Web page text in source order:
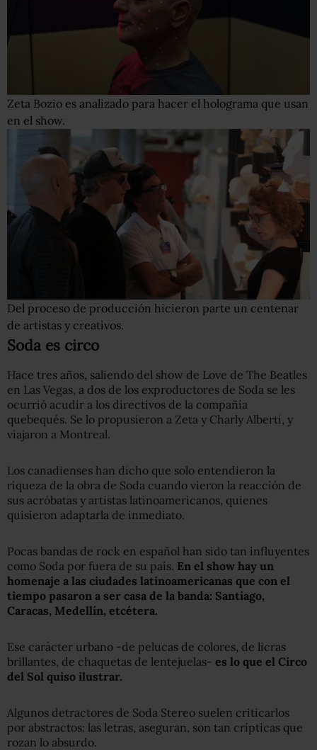
Zeta Bozio es analizado para hacer el holograma que usan
en el show.
Del proceso de producción hicieron parte un centenar
de artistas y creativos.
Soda es circo
Hace tres años, saliendo del show de Love de The Beatles
en Las Vegas, a dos de los exproductores de Soda se les
ocurrió acudir a los directivos de la compañía
quebequés. Se lo propusieron a Zeta y Charly Alberti, y
viajaron a Montreal.
Los canadienses han dicho que solo entendieron la
riqueza de la obra de Soda cuando vieron la reacción de
sus acróbatas y artistas latinoamericanos, quienes
quisieron adaptarla de inmediato.
Pocas bandas de rock en español han sido tan influyentes
como Soda por fuera de su país. En el show hay un
homenaje a las ciudades latinoamericanas que con el
tiempo pasaron a ser casa de la banda: Santiago,
Caracas, Medellín, etcétera.
Ese carácter urbano -de pelucas de colores, de licras
brillantes, de chaquetas de lentejuelas- es lo que el Circo
del Sol quiso ilustrar.
Algunos detractores de Soda Stereo suelen criticarlos
por abstractos: las letras, aseguran, son tan crípticas que
rozan lo absurdo.